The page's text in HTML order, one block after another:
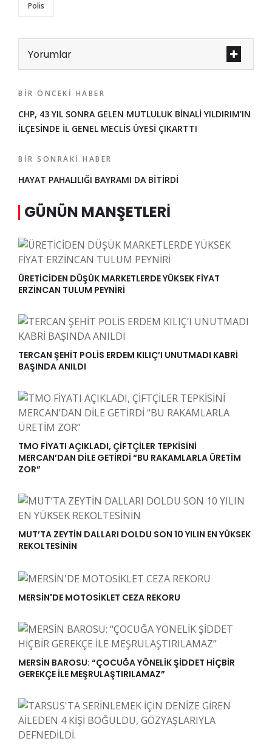
Polis
Yorumlar
BIR ÖNCEKI HABER
CHP, 43 YIL SONRA GELEN MUTLULUK BİNALİ YILDIRIM’IN
İLÇESİNDE İL GENEL MECLİS ÜYESİ ÇIKARTTI
BIR SONRAKI HABER
HAYAT PAHALILIĞI BAYRAMI DA BİTİRDİ
GÜNÜN MANŞETLERI
ÜRETİCİDEN DÜŞÜK MARKETLERDE YÜKSEK FİYAT
ERZİNCAN TULUM PEYNİRİ
TERCAN ŞEHİT POLİS ERDEM KILIÇ’I UNUTMADI KABRİ
BAŞINDA ANILDI
TMO FİYATI AÇIKLADI, ÇİFTÇİLER TEPKİSİNİ
MERCAN’DAN DİLE GETİRDİ “BU RAKAMLARLA ÜRETİM
ZOR”
MUT’TA ZEYTİN DALLARI DOLDU SON 10 YILIN EN YÜKSEK
REKOLTESİNİN
MERSİN'DE MOTOSİKLET CEZA REKORU
MERSİN BAROSU: “ÇOCUĞA YÖNELİK ŞİDDET HİÇBİR
GEREKÇE İLE MEŞRULAŞTIRILAMAZ”